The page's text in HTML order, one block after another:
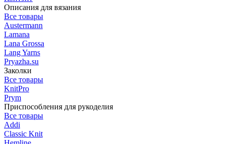
Описания для вязания
Все товары
Austermann
Lamana
Lana Grossa
Lang Yarns
Pryazha.su
Заколки
Все товары
KnitPro
Prym
Приспособления для рукоделия
Все товары
Addi
Classic Knit